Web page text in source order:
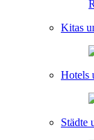
Kitas
Hotels
Städte